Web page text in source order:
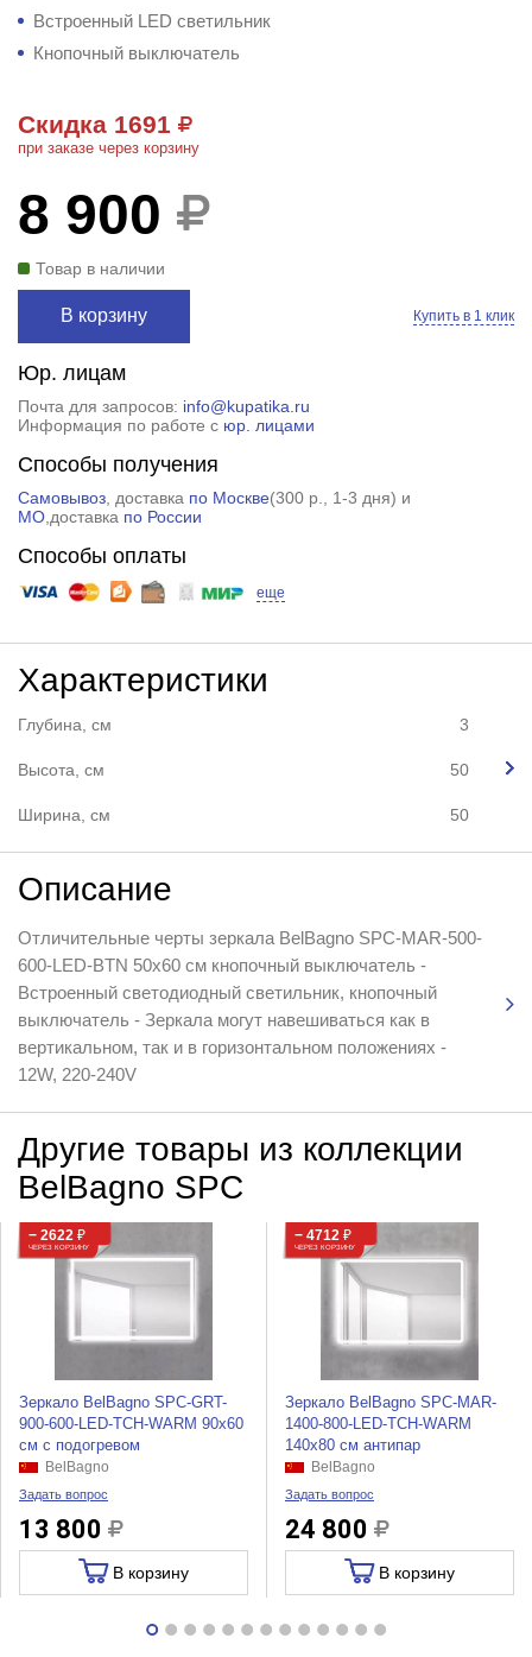
Встроенный LED светильник
Кнопочный выключатель
Скидка 1691
при заказе через корзину
8 900
Товар в наличии
В корзину Купить в 1 клик
Юр. лицам
Почта для запросов: info@kupatika.ru
Информация по работе с юр. лицами
Способы получения
Самовывоз, доставка по Москве(300 р.
, 1-3 дня) и
МО,доставка по России
Способы оплаты
еще
Характеристики
Глубина, см 3
Высота, см 50
Ширина, см 50
Описание
Отличительные черты зеркала BelBagno SPC-MAR-500-
600-LED-BTN 50x60 см кнопочный выключатель -
Встроенный светодиодный светильник, кнопочный
выключатель - Зеркала могут навешиваться как в
вертикальном, так и в горизонтальном положениях -
12W, 220-240V
Другие товары из коллекции
BelBagno SPC
− 2622 ₽
ЧЕРЕЗ КОРЗИНУ
Зеркало BelBagno SPC-GRT-
900-600-LED-TCH-WARM 90x60
см с подогревом
BelBagno
Задать вопрос
13 800
В корзину
− 4712 ₽
ЧЕРЕЗ КОРЗИНУ
Зеркало BelBagno SPC-MAR-
1400-800-LED-TCH-WARM
140x80 см антипар
BelBagno
Задать вопрос
24 800
В корзину